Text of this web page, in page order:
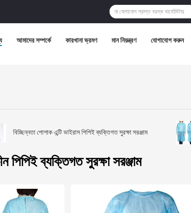
আমাদের সম্পর্কে কারখানা ভ্রমণ মান নিয়ন্ত্রণ যোগাযোগ করুন
বিচ্ছিন্নতা পোশাক এন্টি ভাইরাস পিপিই ব্যক্তিগত সুরক্ষা সরঞ্জাম
পিপিই ব্যক্তিগত সুরক্ষা সরঞ্জাম